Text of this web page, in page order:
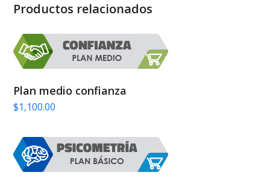
Productos relacionados
Plan medio confianza
$1,100.00